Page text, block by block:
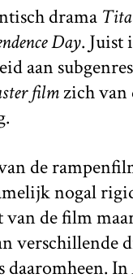
drama
Day. Juist
aan
filmzich van
de
nogal
van de film
verschillende
daaromheen. In